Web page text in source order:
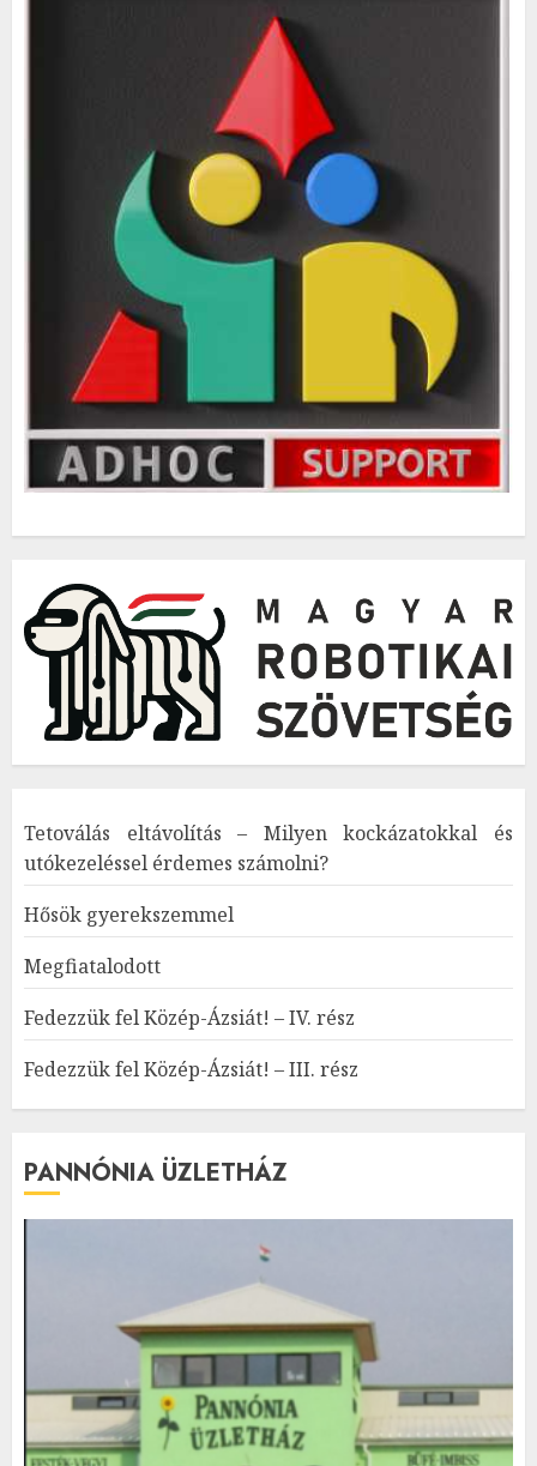
Tetoválás eltávolítás – Milyen kockázatokkal és
utókezeléssel érdemes számolni?
Hősök gyerekszemmel
Megfiatalodott
Fedezzük fel Közép-Ázsiát! – IV. rész
Fedezzük fel Közép-Ázsiát! – III. rész
PANNÓNIA ÜZLETHÁZ